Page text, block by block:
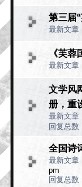
第三届
最新文章
《芙
最新文章
文学风
册，重
最新文章
回复总数
全国诗
最新文章
pm
回复总数